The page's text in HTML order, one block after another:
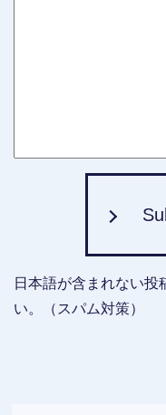
日本語が含まれない投
い。（スパム対策）